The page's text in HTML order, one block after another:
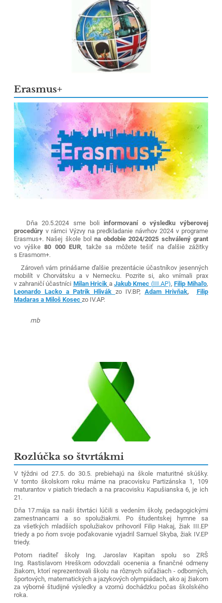
Erasmus+
Dňa 20.5.2024 sme boli informovaní o výsledku výberovej
procedúry v rámci Výzvy na predkladanie návrhov 2024 v programe
Erasmus+. Našej škole bol na obdobie 2024/2025 schválený grant
vo výške80 000 EUR, takže sa môžete tešiť na ďalšie zážitky
s Erasmom+.
Zároveň vám prinášame ďalšie prezentácie účastníkov jesenných
mobilít v Chorvátsku a v Nemecku. Pozrite si, ako vnímali prax
v zahraničí účastníci Milan Hricik a Jakub Kmec (III.AP),Filip Mihaľo,
Leonardo Lacko a Patrik Hlivák zo IV.BP, Adam Hrivňak,
Filip
Madaras a Miloš Kosec zo IV.AP.
mb
Rozlúčka so štvrtákmi
V týždni od 27.5. do 30.5. prebiehajú na škole maturitné skúšky.
V tomto školskom roku máme na pracovisku Partizánska 1, 109
maturantov v piatich triedach a na pracovisku Kapušianska 6, je ich
21.
Dňa 17.mája sa naši štvrtáci lúčili s vedením školy, pedagogickými
zamestnancami a so spolužiakmi. Po študentskej hymne sa
za všetkých mladších spolužiakov prihovoril Filip Hakaj, žiak III.EP
triedy a po ňom svoje poďakovanie vyjadril Samuel Skyba, žiak IV.EP
triedy.
Potom riaditeľ školy Ing. Jaroslav Kapitan spolu so ZRŠ
Ing. Rastislavom Hreškom odovzdali ocenenia a finančné odmeny
žiakom, ktorí reprezentovali školu na rôznych súťažiach - odborných,
športových, matematických a jazykových olympiádach, ako aj žiakom
za výborné študijné výsledky a vzornú dochádzku počas školského
roka.